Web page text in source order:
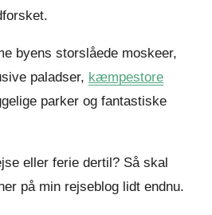
byens storslåede moskeer,
paladser, kæmpestore
parker og fantastiske
eller ferie dertil? Så skal
på min rejseblog lidt endnu.